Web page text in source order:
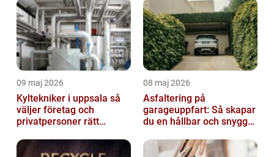
09 maj 2026
Kyltekniker i uppsala så
väljer företag och
privatpersoner rätt
08 maj 2026
Asfaltering på
garageuppfart: Så skapar
du en hållbar och snygg